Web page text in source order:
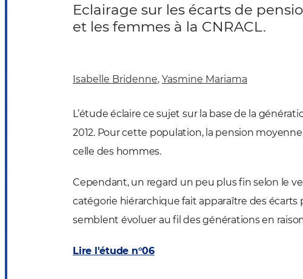
Eclairage sur les écarts de
et les femmes à la CNRACL.
Isabelle Bridenne, Yasmine Mariama
L’étude éclaire ce sujet sur la base de la
2012. Pour cette population, la pension
celle des hommes.
Cependant, un regard un peu plus fin selon le
catégorie hiérarchique fait apparaître des écarts
semblent évoluer au fil des générations en
Lire l'étude n°06